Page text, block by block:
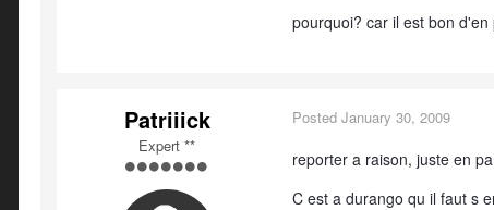
pourquoi? car il est bon
Patriiick
Expert **
Posted January 30, 2009
reporter a raison, juste en
C est a durango qu il faut s